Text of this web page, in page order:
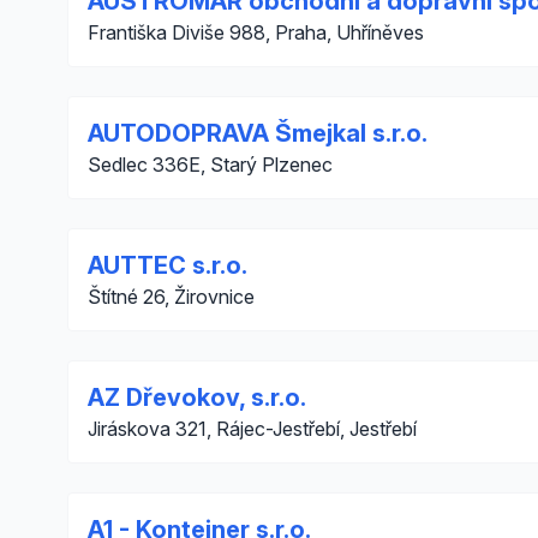
Františka Diviše 988, Praha, Uhříněves
AUTODOPRAVA Šmejkal s.r.o.
Sedlec 336E, Starý Plzenec
AUTTEC s.r.o.
Štítné 26, Žirovnice
AZ Dřevokov, s.r.o.
Jiráskova 321, Rájec-Jestřebí, Jestřebí
A1 - Kontejner s.r.o.